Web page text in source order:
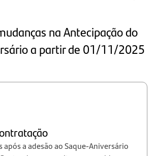
na Antecipação do
a partir de 01/11/2025
após a adesão ao Saque-Aniversário